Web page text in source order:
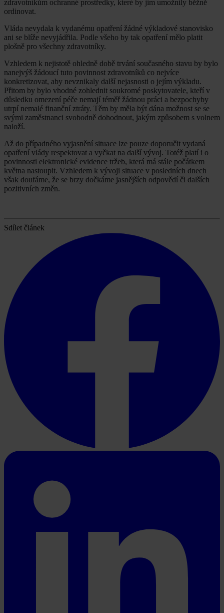
zdravotníkům ochranné prostředky, které by jim umožnily běžně
ordinovat.
Vláda nevydala k vydanému opatření žádné výkladové stanovisko
ani se blíže nevyjádřila. Podle všeho by tak opatření mělo platit
plošně pro všechny zdravotníky.
Vzhledem k nejistotě ohledně době trvání současného stavu by bylo
nanejvýš žádoucí tuto povinnost zdravotníků co nejvíce
konkretizovat, aby nevznikaly další nejasnosti o jejím výkladu.
Přitom by bylo vhodné zohlednit soukromé poskytovatele, kteří v
důsledku omezení péče nemají téměř žádnou práci a bezpochyby
utrpí nemalé finanční ztráty. Těm by měla být dána možnost se se
svými zaměstnanci svobodně dohodnout, jakým způsobem s volnem
naloží.
Až do případného vyjasnění situace lze pouze doporučit vydaná
opatření vlády respektovat a vyčkat na další vývoj. Totéž platí i o
povinnosti elektronické evidence tržeb, která má stále počátkem
května nastoupit. Vzhledem k vývoji situace v posledních dnech
však doufáme, že se brzy dočkáme jasnějších odpovědí či dalších
pozitivních změn.
Sdílet článek